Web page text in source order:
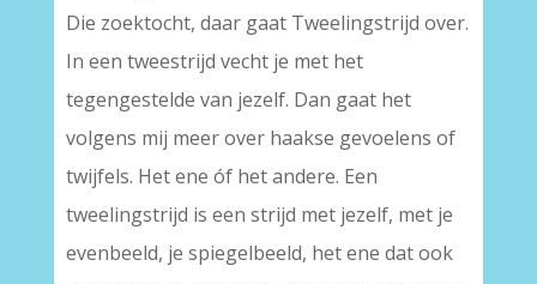
Die zoektocht, daar gaat Tweelingstrijd over.
In een tweestrijd vecht je met het
tegengestelde van jezelf. Dan gaat het
volgens mij meer over haakse gevoelens of
twijfels. Het ene óf het andere. Een
tweelingstrijd is een strijd met jezelf, met je
evenbeeld, je spiegelbeeld, het ene dat ook